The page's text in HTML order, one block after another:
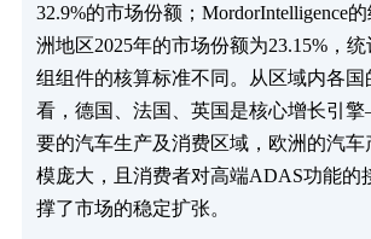
32.9%的市场份额；MordorIntelligence
洲地区2025年的市场份额为23.15%，
组组件的核算标准不同。从区域内各国
看，德国、法国、英国是核心增长引
要的汽车生产及消费区域，欧洲的汽
模庞大，且消费者对高端ADAS功能的
撑了市场的稳定扩张。